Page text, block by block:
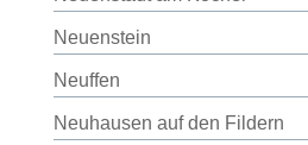
Neuenstein
Neuffen
Neuhausen auf den Fildern